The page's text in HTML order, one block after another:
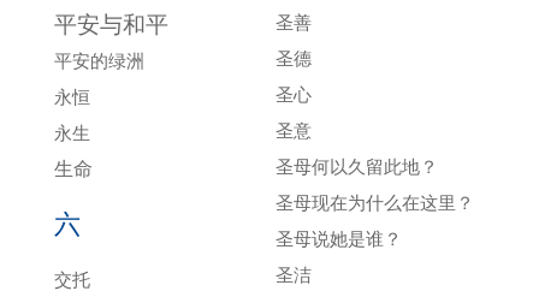
平安与和平
平安的绿洲
永恒
永生
生命
六
交托
圣善
圣德
圣心
圣意
圣母何以久留此地？
圣母现在为什么在这里？
圣母说她是谁？
圣洁